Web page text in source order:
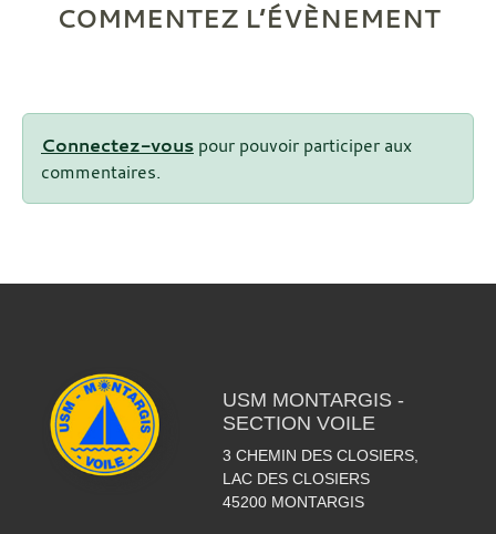
COMMENTEZ L’ÉVÈNEMENT
Connectez-vous pour pouvoir participer aux
commentaires.
USM MONTARGIS -
SECTION VOILE
3 CHEMIN DES CLOSIERS,
LAC DES CLOSIERS
45200 MONTARGIS